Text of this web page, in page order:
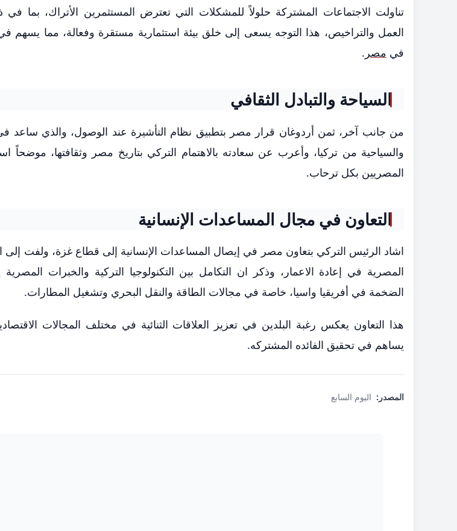
تناولت الاجتماعات المشتركة حلولاً للمشكلات التي تعترض المستثمرين الأتراك، بما في
العمل والتراخيص، هذا التوجه يسعى إلى خلق بيئة استثمارية مستقرة وفعالة، مما يسهم في
في مصر .
السياحة والتبادل الثقافي
من جانب آخر، ثمن أردوغان قرار مصر بتطبيق نظام التأشيرة عند الوصول، والذي ساعد في
والسياحية من تركيا، وأعرب عن سعادته بالاهتمام التركي بتاريخ مصر وثقافتها، موضحاً
المصريين بكل ترحاب.
التعاون في مجال المساعدات الإنسانية
اشاد الرئيس التركي بتعاون مصر في إيصال المساعدات الإنسانية إلى قطاع غزة، ولفت إلى
المصرية في إعادة الاعمار، وذكر ان التكامل بين التكنولوجيا التركية والخبرات المصرية
الضخمة في أفريقيا واسيا، خاصة في مجالات الطاقة والنقل البحري وتشغيل المطارات.
هذا التعاون يعكس رغبة البلدين في تعزيز العلاقات الثنائية في مختلف المجالات
يساهم في تحقيق الفائده المشتركه.
المصدر: اليوم السابع